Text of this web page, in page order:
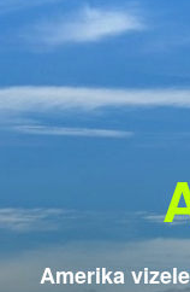
Amerika